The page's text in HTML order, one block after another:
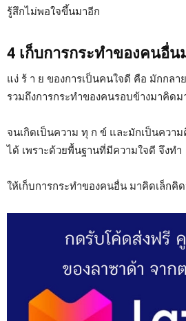
รู้สึกไม่พอใจขึ้นมาอีก
4 เก็บการกระทำของคนอื่
แง่ ร้ า ย ของการเป็นคนใจดี คือ มักกล
รวมถึงการกระทำของคนรอบข้างมาคิดม
จนเกิดเป็นความ ทุ ก ข์ และมักเป็นควา
ได้ เพราะด้วยพื้นฐานที่มีความใจดี จึงทำ
ให้เก็บการกระทำของคนอื่น มาคิดเล็กคิ